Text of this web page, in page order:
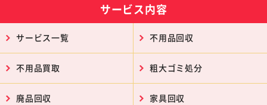
サービス内容
サービス一覧 不用品回収
不用品買取 粗大ゴミ処分
廃品回収 家具回収